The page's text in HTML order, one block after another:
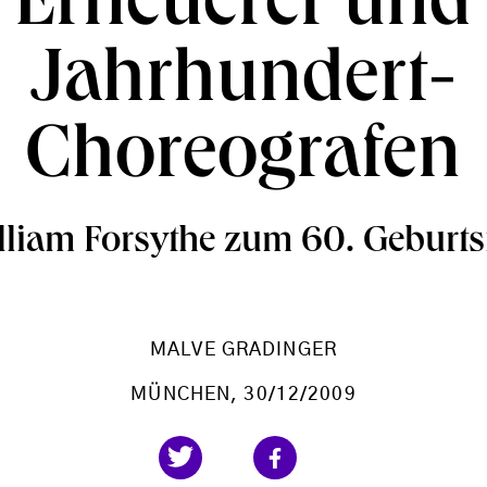
Jahrhundert-
Choreografen
Forsythe zum 60.
MALVE GRADINGER
MÜNCHEN , 30/12/2009